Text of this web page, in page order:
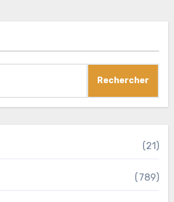
Rechercher
(21)
(789)